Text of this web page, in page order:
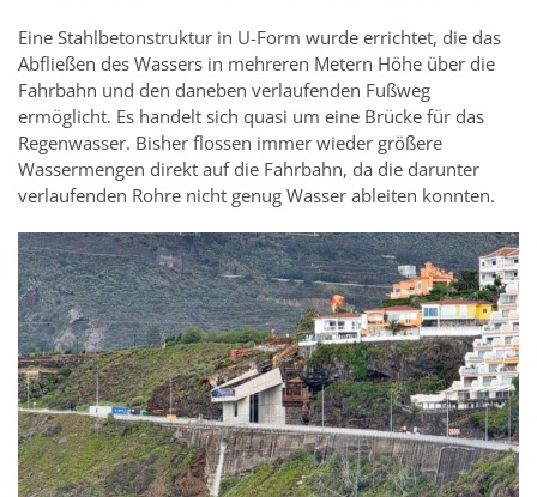
Eine Stahlbetonstruktur in U-Form wurde errichtet, die das
Abfließen des Wassers in mehreren Metern Höhe über die
Fahrbahn und den daneben verlaufenden Fußweg
ermöglicht. Es handelt sich quasi um eine Brücke für das
Regenwasser. Bisher flossen immer wieder größere
Wassermengen direkt auf die Fahrbahn, da die darunter
verlaufenden Rohre nicht genug Wasser ableiten konnten.